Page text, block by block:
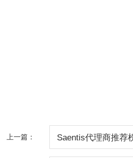
上一篇： Saentis代理商推荐